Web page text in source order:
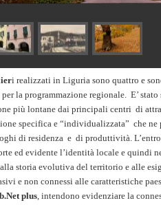
i realizzati in Liguria sono quattro e
la programmazione regionale. E’ stato
più lontane dai principali centri di
specifica e “individualizzata” che ne
di residenza e di produttività.
ed evidente l’identità locale e quindi
storia evolutiva del territorio e alle
e non connessi alle caratteristiche
plus, intendono evidenziare la